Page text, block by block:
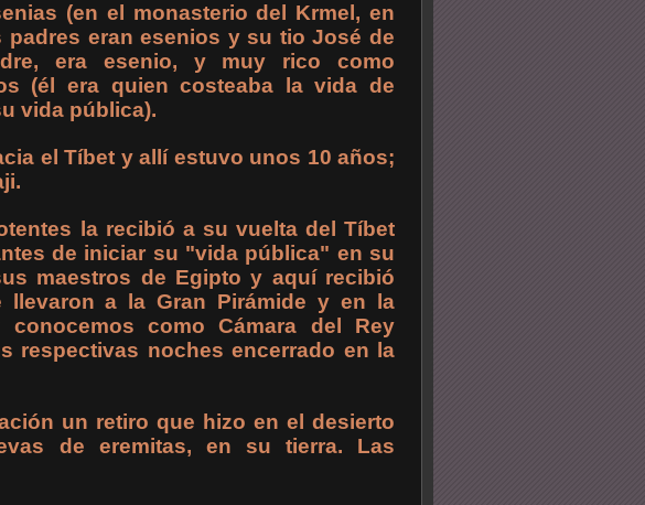
(en el monasterio del Krmel, en
eran esenios y su tio José de
era esenio, y muy rico como
(él era quien costeaba la vida de
vida pública).
el Tíbet y allí estuvo unos 10 años;
la recibió a su vuelta del Tíbet
de iniciar su "vida pública" en su
maestros de Egipto y aquí recibió
a la Gran Pirámide y en la
como Cámara del Rey
respectivas noches encerrado en la
un retiro que hizo en el desierto
de eremitas, en su tierra. Las